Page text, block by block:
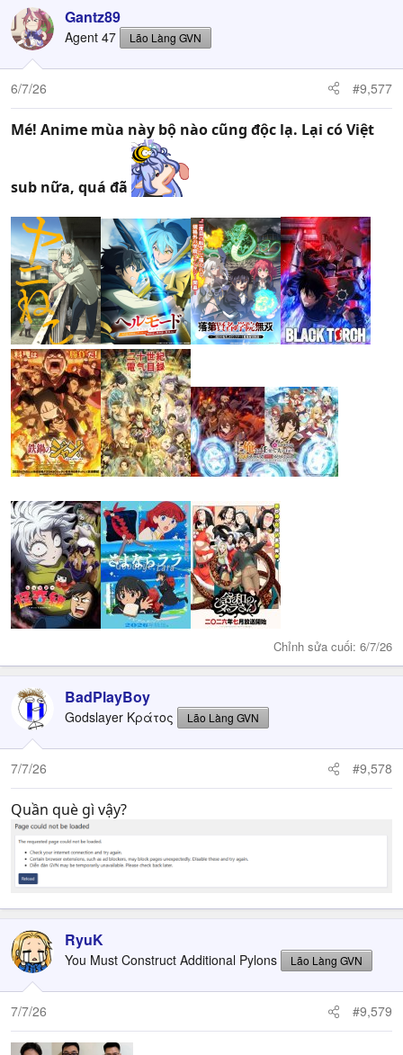
Gantz89
Agent 47 Lão Làng GVN
6/7/26 #9,577
Mé! Anime mùa này bộ nào cũng độc lạ. Lại có Việt
sub nữa, quá đã
Chỉnh sửa cuối: 6/7/26
BadPlayBoy
Godslayer Κράτος Lão Làng GVN
7/7/26 #9,578
Quần què gì vậy?
RyuK
You Must Construct Additional Pylons Lão Làng GVN
7/7/26 #9,579